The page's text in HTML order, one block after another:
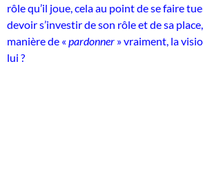
rôle qu’il joue, cela au point de se faire
devoir s’investir de son rôle et de sa
manière de « pardonner » vraiment, la
lui ?